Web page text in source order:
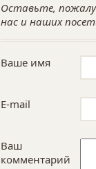
Оставьте,
нас и наших
Ваше имя
E-mail
Ваш
комментарий